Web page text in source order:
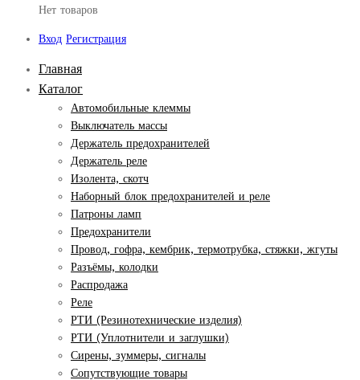
Нет товаров
Вход Регистрация
Главная
Каталог
Автомобильные клеммы
Выключатель массы
Держатель предохранителей
Держатель реле
Изолента, скотч
Наборный блок предохранителей и реле
Патроны ламп
Предохранители
Провод, гофра, кембрик, термотрубка, стяжки, жгуты
Разъёмы, колодки
Распродажа
Реле
РТИ (Резинотехнические изделия)
РТИ (Уплотнители и заглушки)
Сирены, зуммеры, сигналы
Сопутствующие товары